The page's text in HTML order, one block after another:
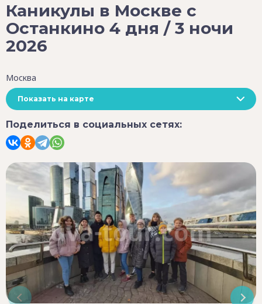
Каникулы в Москве с
Останкино 4 дня / 3 ночи
2026
Москва
Показать на карте
Поделиться в социальных сетях: